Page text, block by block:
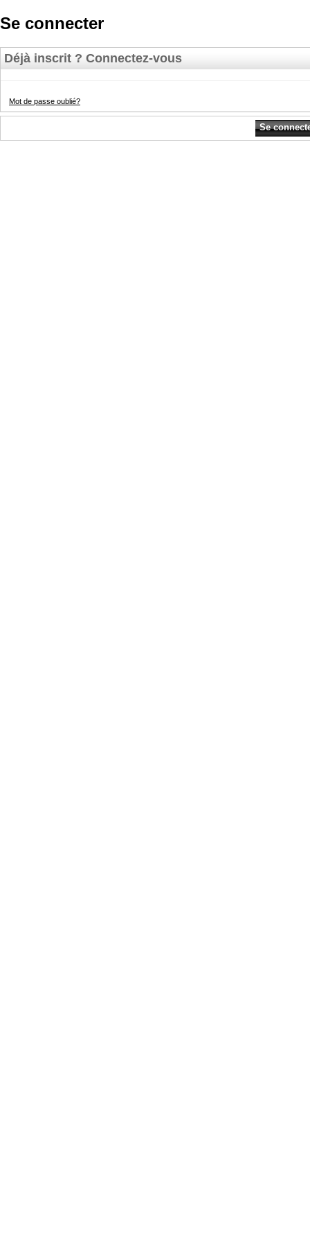
Se connecter
Déjà inscrit ? Connectez-vous
Mot de passe oublié?